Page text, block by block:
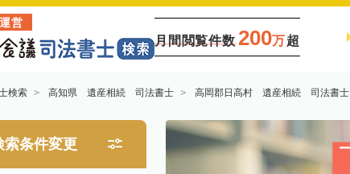
営
月間閲覧件数 200万超
検索 高知県 遺産相続 司法書士 高岡郡日高村 遺産相続 司法書士
索条件変更